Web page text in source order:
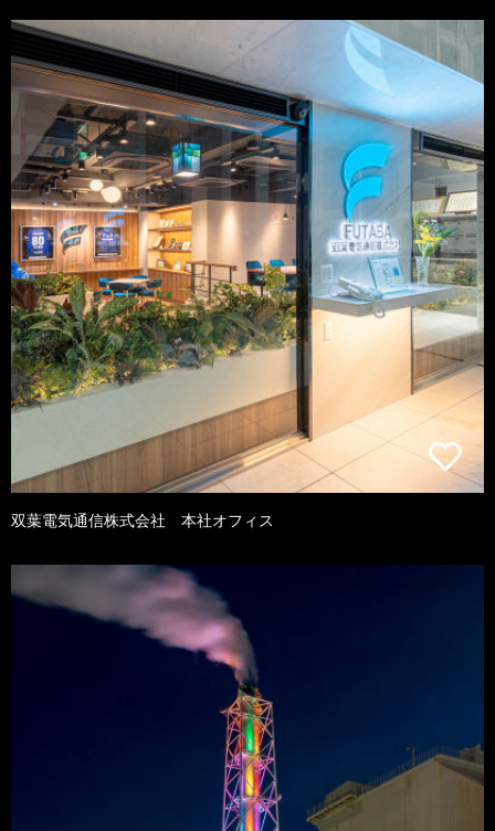
双葉電気通信株式会社 本社オフィス